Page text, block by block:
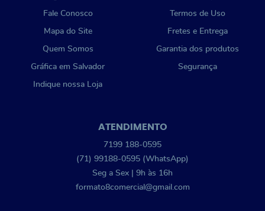
Fale Conosco
Mapa do Site
Quem Somos
Gráfica em Salvador
Indique nossa Loja
Termos de Uso
Fretes e Entrega
Garantia dos produtos
Segurança
ATENDIMENTO
7199 188-0595
(71) 99188-0595 (WhatsApp)
Seg a Sex | 9h às 16h
formato8comercial@gmail.com